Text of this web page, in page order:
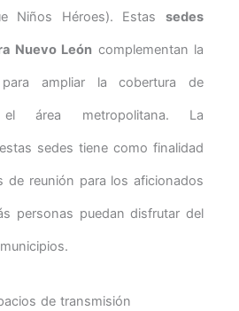
Niños Héroes). Estas sedes
Nuevo León complementan la
ampliar la cobertura de
área metropolitana. La
sedes tiene como finalidad
de reunión para los aficionados
personas puedan disfrutar del
de transmisión